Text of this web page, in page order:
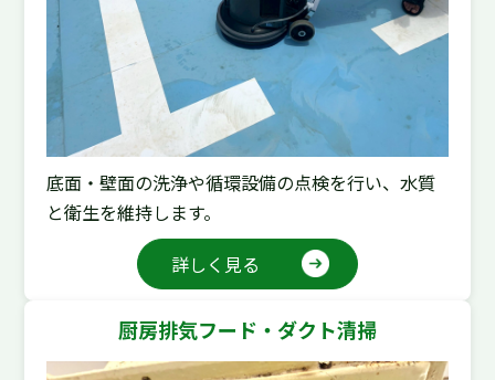
底面・壁面の洗浄や循環設備の点検を行い、水質
と衛生を維持します。
詳しく見る
厨房排気フード・ダクト清掃